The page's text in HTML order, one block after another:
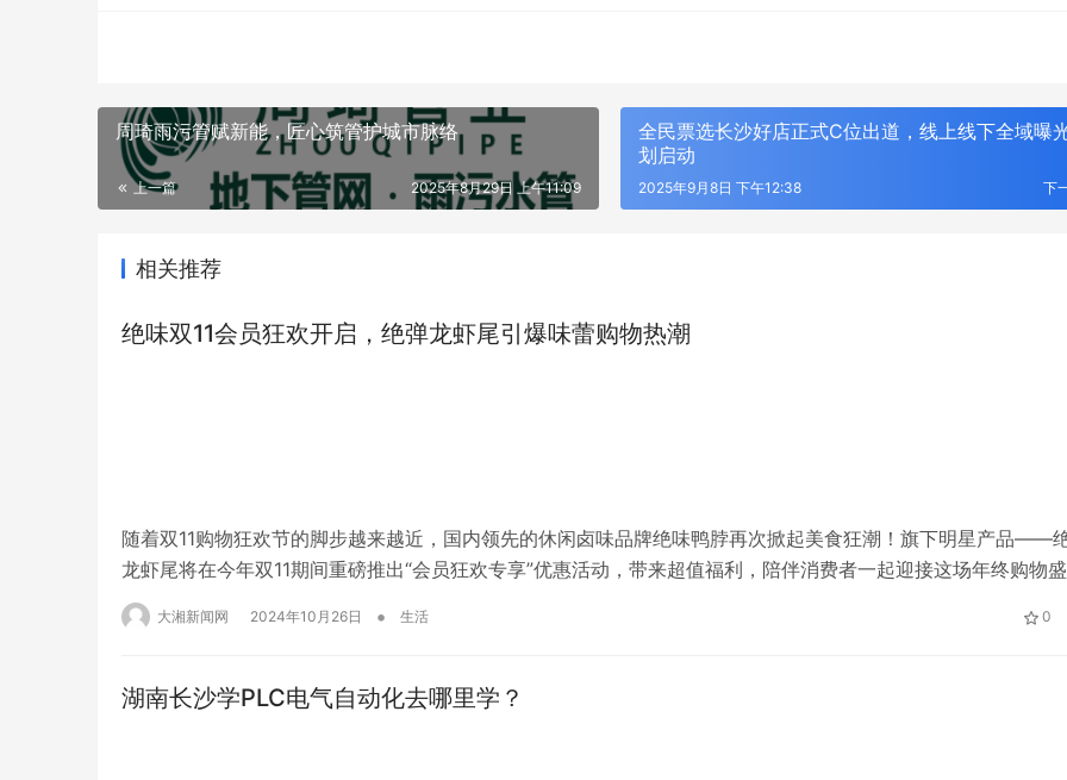
周琦雨污管赋新能，匠心筑管护城市脉络
上一篇 2025年8月29日 上午11:09
全民票选长沙好店正式C位出道，线上线下全域曝
划启动
下
2025年9月8日 下午12:38
相关推荐
绝味双11会员狂欢开启，绝弹龙虾尾引爆味蕾购物热潮
随着双11购物狂欢节的脚步越来越近，国内领先的休闲卤味品牌绝味鸭脖再次掀起美食狂潮！旗下明星产品——
龙虾尾将在今年双11期间重磅推出“会员狂欢专享”优惠活动，带来超值福利，陪伴消费者一起迎接这场年终购物盛
宴。第一波活动时间为2024年10月25日至11月17日，活动期间，绝味不仅为会员推出满减优惠、折扣套餐和限量
杀等多种促销形式，还特别打造了专属的会员…
大湘新闻网 2024年10月26日 • 生活 0
湖南长沙学PLC电气自动化去哪里学？